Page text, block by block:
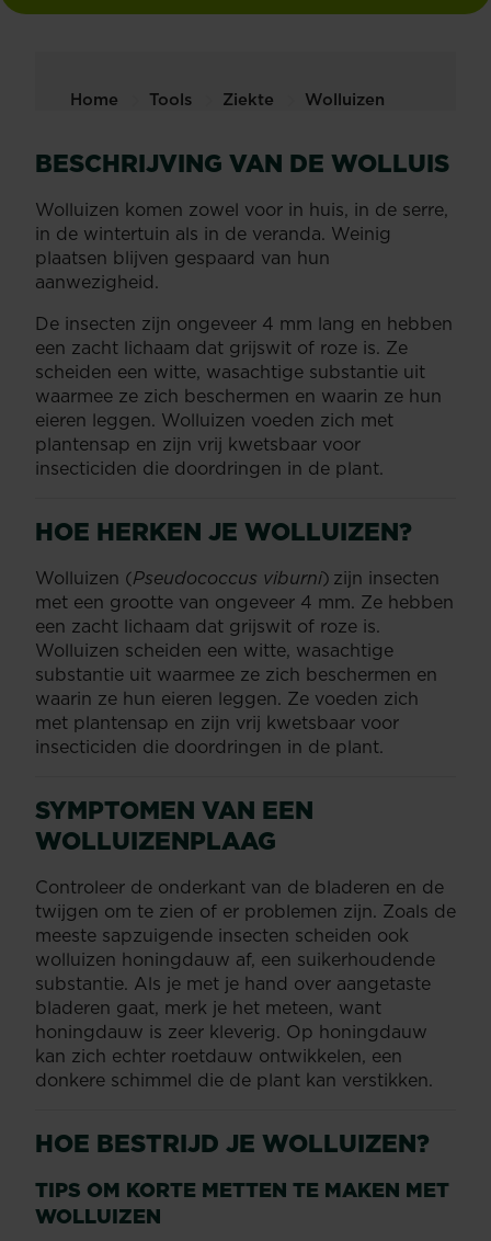
Home Tools Ziekte Wolluizen
BESCHRIJVING VAN DE WOLLUIS
Wolluizen komen zowel voor in huis, in de serre,
in de wintertuin als in de veranda. Weinig
plaatsen blijven gespaard van hun
aanwezigheid.
De insecten zijn ongeveer 4 mm lang en hebben
een zacht lichaam dat grijswit of roze is. Ze
scheiden een witte, wasachtige substantie uit
waarmee ze zich beschermen en waarin ze hun
eieren leggen. Wolluizen voeden zich met
plantensap en zijn vrij kwetsbaar voor
insecticiden die doordringen in de plant.
HOE HERKEN JE WOLLUIZEN?
Wolluizen (Pseudococcus viburni) zijn insecten
met een grootte van ongeveer 4 mm. Ze hebben
een zacht lichaam dat grijswit of roze is.
Wolluizen scheiden een witte, wasachtige
substantie uit waarmee ze zich beschermen en
waarin ze hun eieren leggen. Ze voeden zich
met plantensap en zijn vrij kwetsbaar voor
insecticiden die doordringen in de plant.
SYMPTOMEN VAN EEN
WOLLUIZENPLAAG
Controleer de onderkant van de bladeren en de
twijgen om te zien of er problemen zijn. Zoals de
meeste sapzuigende insecten scheiden ook
wolluizen honingdauw af, een suikerhoudende
substantie. Als je met je hand over aangetaste
bladeren gaat, merk je het meteen, want
honingdauw is zeer kleverig. Op honingdauw
kan zich echter roetdauw ontwikkelen, een
donkere schimmel die de plant kan verstikken.
HOE BESTRIJD JE WOLLUIZEN?
TIPS OM KORTE METTEN TE MAKEN MET
WOLLUIZEN